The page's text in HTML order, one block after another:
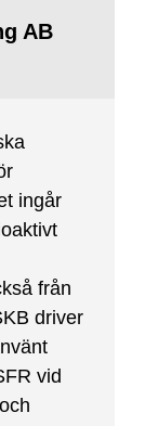
AB
ingår
från
driver
vid